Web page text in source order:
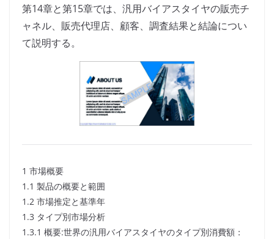
第14章と第15章では、汎用バイアスタイヤの販売チ
ャネル、販売代理店、顧客、調査結果と結論につい
て説明する。
1 市場概要
1.1 製品の概要と範囲
1.2 市場推定と基準年
1.3 タイプ別市場分析
1.3.1 概要:世界の汎用バイアスタイヤのタイプ別消費額：